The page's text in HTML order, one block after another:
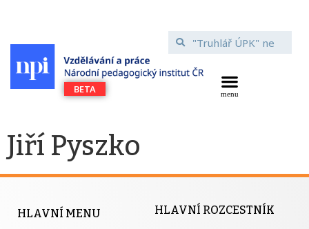
Jiří Pyszko
HLAVNÍ MENU HLAVNÍ ROZCESTNÍK